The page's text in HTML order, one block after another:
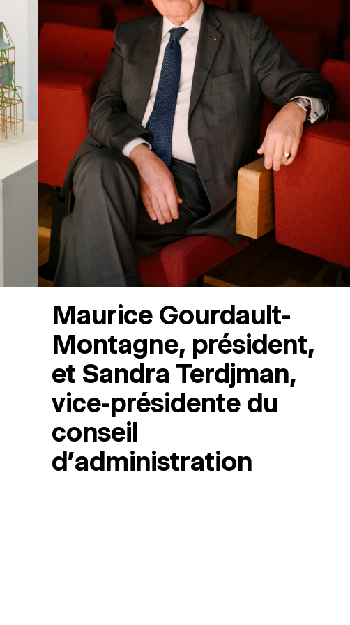
Maurice Gourdault-
Montagne, président,
et Sandra Terdjman,
vice-présidente du
conseil
d’administration